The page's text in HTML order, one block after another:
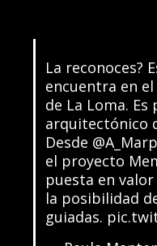
La reconoces?
encuentra en
de La Loma.
arquitectónico
Desde
el proyecto
puesta en
la posibilidad
guiadas.